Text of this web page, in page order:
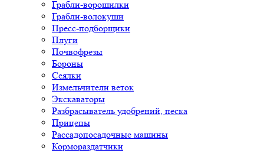
Грабли-ворошилки
Грабли-волокуши
Пресс-подборщики
Плуги
Почвофрезы
Бороны
Сеялки
Измельчители веток
Экскаваторы
Разбрасыватель удобрений, песка
Прицепы
Рассадопосадочные машины
Кормораздатчики